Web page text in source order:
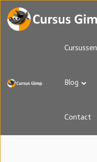
Cursussen
Blog
Contact